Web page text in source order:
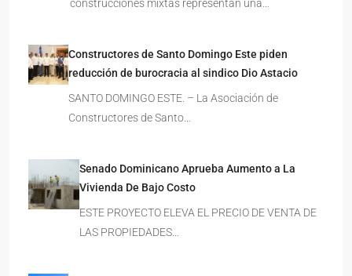
construcciones mixtas representan una…
Constructores de Santo Domingo Este piden
reducción de burocracia al sindico Dio Astacio
SANTO DOMINGO ESTE. – La Asociación de
Constructores de Santo…
Senado Dominicano Aprueba Aumento a La
Vivienda De Bajo Costo
ESTE PROYECTO ELEVA EL PRECIO DE VENTA DE
LAS PROPIEDADES…